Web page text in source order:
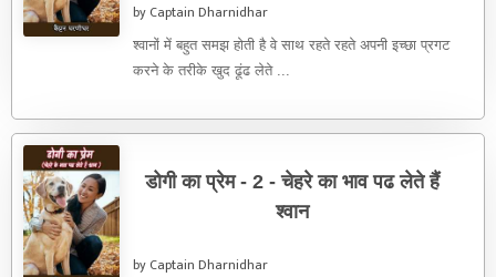
by Captain Dharnidhar
श्वानों में बहुत समझ होती है वे साथ रहते रहते अपनी इच्छा प्रगट
करने के तरीके खुद ढूंढ लेते ...
डोगी का प्रेम - 2 - चेहरे का भाव पढ लेते हैं
श्वान
by Captain Dharnidhar